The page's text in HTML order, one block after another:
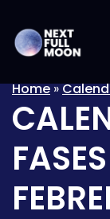
Home»